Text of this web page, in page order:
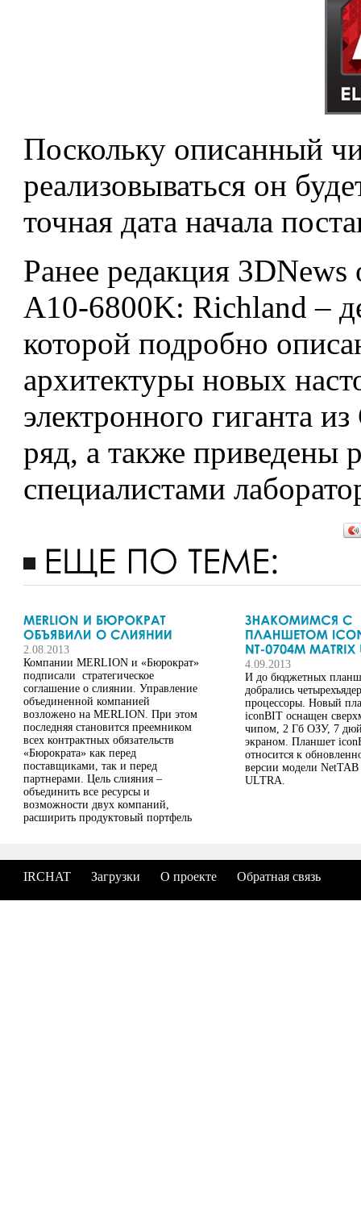
Поскольку описанный
реализовываться он
точная дата начала
Ранее редакция
A10-6800K: Richland –
которой подробно
архитектуры новых
электронного гиганта
ряд, а также приведены
специалистами
2.08.2013
Компании MERLION и «Бюрократ»
подписали стратегическое
соглашение о слиянии. Управление
объединенной компанией
возложено на MERLION. При этом
последняя становится преемником
всех контрактных обязательств
«Бюрократа» как перед
поставщиками, так и перед
партнерами. Цель слияния –
объединить все ресурсы и
возможности двух компаний,
расширить продуктовый портфель
4.09.2013
И до бюджетных
добрались
процессоры. Новый
iconBIT оснащен
чипом, 2 Гб ОЗУ, 7
экраном. Планшет
относится к
версии модели
ULTRA.
IRCHAT Загрузки О проекте Обратная связь